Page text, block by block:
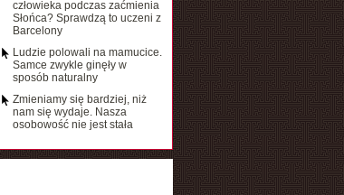
człowieka podczas zaćmienia
Słońca? Sprawdzą to uczeni z
Barcelony
Ludzie polowali na mamucice.
Samce zwykle ginęły w
sposób naturalny
Zmieniamy się bardziej, niż
nam się wydaje. Nasza
osobowość nie jest stała